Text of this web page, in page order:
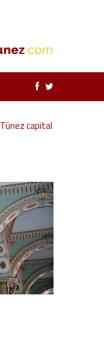
Túnez capital